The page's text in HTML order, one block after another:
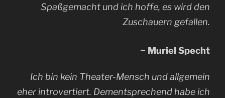
Spaßgemacht und ich hoffe, es wird den
Zuschauern gefallen.
~ Muriel Specht
Ich bin kein Theater-Mensch und allgemein
eher introvertiert. Dementsprechend habe ich